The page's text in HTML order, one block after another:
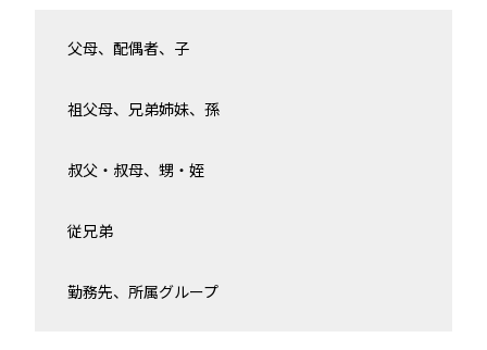
父母、配偶者、子
祖父母、兄弟姉妹、孫
叔父・叔母、甥・姪
従兄弟
勤務先、所属グループ